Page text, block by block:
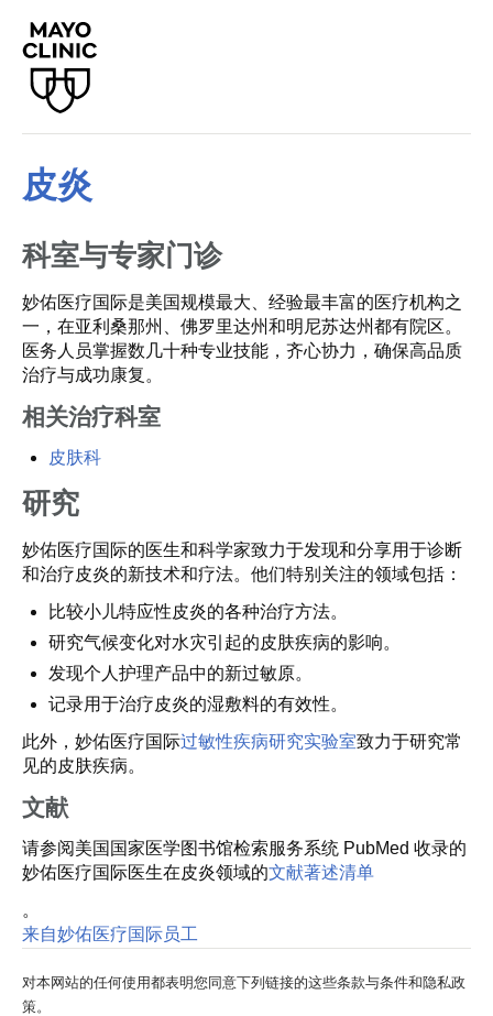
皮炎
科室与专家门诊
妙佑医疗国际是美国规模最大、经验最丰富的医疗机构之
一，在亚利桑那州、佛罗里达州和明尼苏达州都有院区。
医务人员掌握数几十种专业技能，齐心协力，确保高品质
治疗与成功康复。
相关治疗科室
皮肤科
研究
妙佑医疗国际的医生和科学家致力于发现和分享用于诊断
和治疗皮炎的新技术和疗法。他们特别关注的领域包括：
比较小儿特应性皮炎的各种治疗方法。
研究气候变化对水灾引起的皮肤疾病的影响。
发现个人护理产品中的新过敏原。
记录用于治疗皮炎的湿敷料的有效性。
此外，妙佑医疗国际过敏性疾病研究实验室致力于研究常
见的皮肤疾病。
文献
请参阅美国国家医学图书馆检索服务系统 PubMed 收录的
妙佑医疗国际医生在皮炎领域的文献著述清单
。
来自妙佑医疗国际员工
对本网站的任何使用都表明您同意下列链接的这些条款与条件和隐私政
策。